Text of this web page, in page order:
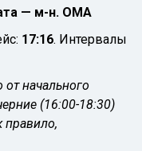
— м-н. ОМА
17:16. Интервалы
начального
(16:00-18:30)
правило,